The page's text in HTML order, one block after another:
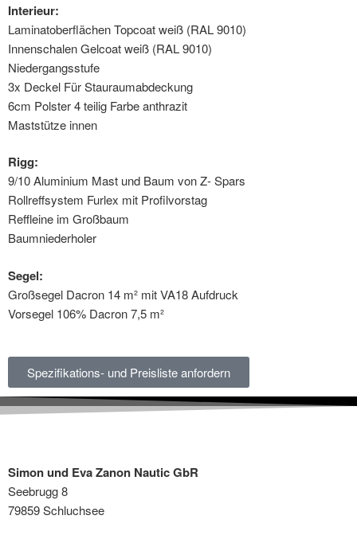
Interieur:
Laminatoberflächen Topcoat weiß (RAL 9010)
Innenschalen Gelcoat weiß (RAL 9010)
Niedergangsstufe
3x Deckel Für Stauraumabdeckung
6cm Polster 4 teilig Farbe anthrazit
Maststütze innen
Rigg:
9/10 Aluminium Mast und Baum von Z- Spars
Rollreffsystem Furlex mit Profilvorstag
Reffleine im Großbaum
Baumniederholer
Segel:
Großsegel Dacron 14 m² mit VA18 Aufdruck
Vorsegel 106% Dacron 7,5 m²
Spezifikations- und Preisliste anfordern
Simon und Eva Zanon Nautic GbR
Seebrugg 8
79859 Schluchsee